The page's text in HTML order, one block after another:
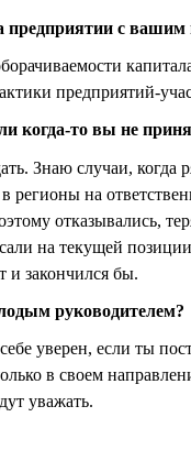
предприятии с вашим
предприятий-
когда-то вы не
Знаю случаи, когда
регионы на
отказывались,
на текущей
и закончился бы.
руководителем?
уверен, если ты
в своем
уважать.